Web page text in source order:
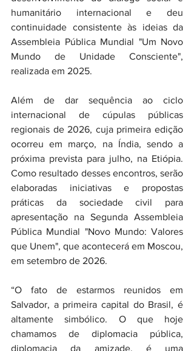
humanitário internacional e deu
continuidade consistente às ideias da
Assembleia Pública Mundial "Um Novo
Mundo de Unidade Consciente",
realizada em 2025.
Além de dar sequência ao ciclo
internacional de cúpulas públicas
regionais de 2026, cuja primeira edição
ocorreu em março, na Índia, sendo a
próxima prevista para julho, na Etiópia.
Como resultado desses encontros, serão
elaboradas iniciativas e propostas
práticas da sociedade civil para
apresentação na Segunda Assembleia
Pública Mundial "Novo Mundo: Valores
que Unem", que acontecerá em Moscou,
em setembro de 2026.
“O fato de estarmos reunidos em
Salvador, a primeira capital do Brasil, é
altamente simbólico. O que hoje
chamamos de diplomacia pública,
diplomacia da amizade, é uma